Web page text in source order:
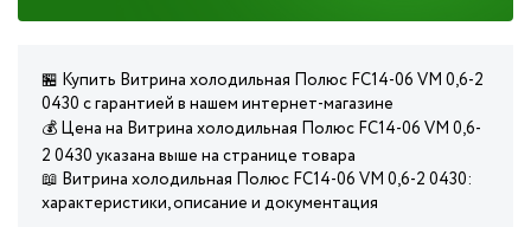
🏪 Купить Витрина холодильная Полюс FC14-06 VM 0,6-2
0430 с гарантией в нашем интернет-магазине
💰 Цена на Витрина холодильная Полюс FC14-06 VM 0,6-
2 0430 указана выше на странице товара
📖 Витрина холодильная Полюс FC14-06 VM 0,6-2 0430:
характеристики, описание и документация